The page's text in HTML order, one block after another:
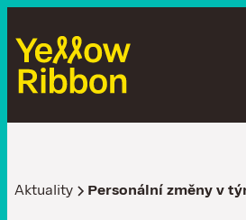
Aktuality Personální změny v